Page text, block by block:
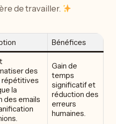
de travailler.
Bénéfices
des
répétitives
la
des emails
Gain de
temps
significatif et
réduction des
erreurs
humaines.